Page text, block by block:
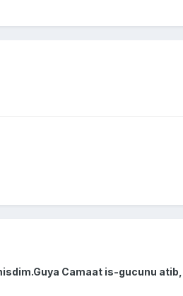
Camaat is-gucunu